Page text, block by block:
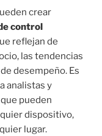
crear
control
reflejan de
las tendencias
desempeño. Es
analistas y
pueden
dispositivo,
lugar.